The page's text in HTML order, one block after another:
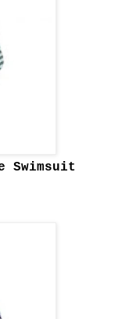
Swimsuit